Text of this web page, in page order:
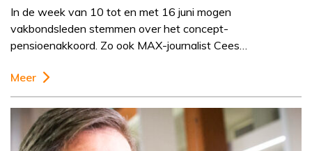
In de week van 10 tot en met 16 juni mogen
vakbondsleden stemmen over het concept-
pensioenakkoord. Zo ook MAX-journalist Cees…
Meer